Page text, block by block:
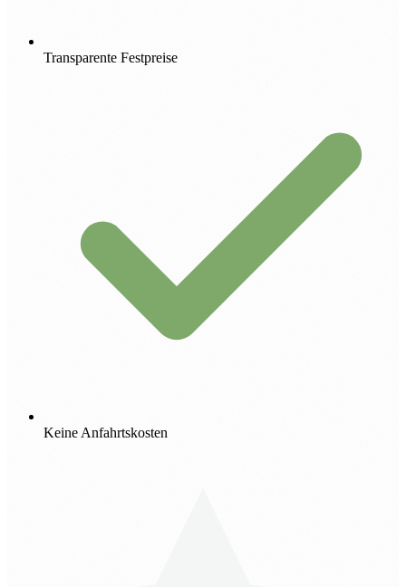
Transparente Festpreise
Keine Anfahrtskosten